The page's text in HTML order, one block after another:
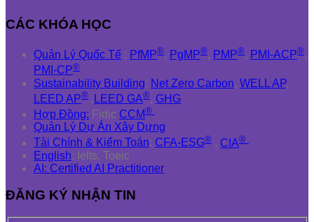
CÁC KHÓA HỌC
Quản Lý Quốc Tế : PfMP®, PgMP®, PMP®, PMI-ACP®,
PMI-CP®
Sustainability Building: Net Zero Carbon, WELL AP,
LEED AP® , LEED GA®, GHG
Hợp Đồng: Fidic CCM®
Quản Lý Dự Án Xây Dựng
Tài Chính & Kiểm Toán: CFA-ESG® , CIA®
English: Ielts, Toeic
AI: Certified AI Practitioner
ĐĂNG KÝ NHẬN TIN